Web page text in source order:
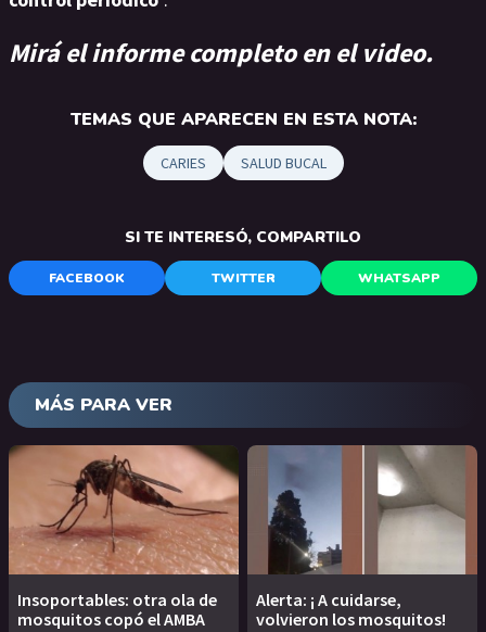
Mirá el informe completo en el video.
TEMAS QUE APARECEN EN ESTA NOTA:
CARIES SALUD BUCAL
SI TE INTERESÓ, COMPARTILO
FACEBOOK TWITTER WHATSAPP
MÁS PARA VER
Insoportables: otra ola de
mosquitos copó el AMBA
Alerta: ¡ A cuidarse,
volvieron los mosquitos!